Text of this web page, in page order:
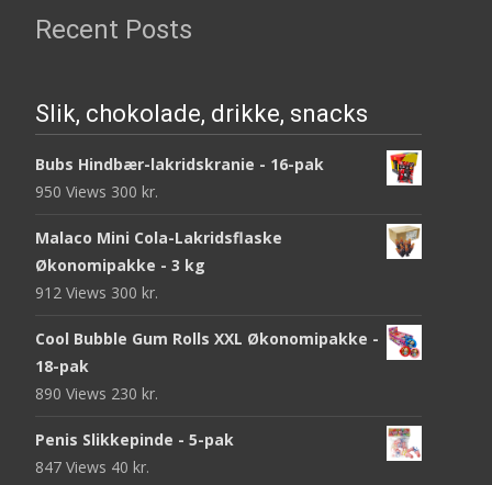
Recent Posts
Slik, chokolade, drikke, snacks
Bubs Hindbær-lakridskranie - 16-pak
950 Views 300 kr.
Malaco Mini Cola-Lakridsflaske
Økonomipakke - 3 kg
912 Views 300 kr.
Cool Bubble Gum Rolls XXL Økonomipakke -
18-pak
890 Views 230 kr.
Penis Slikkepinde - 5-pak
847 Views 40 kr.